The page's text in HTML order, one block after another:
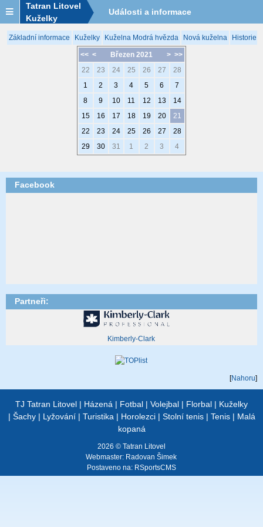
Tatran Litovel
Kuželky
Události a informace
Základní informace Kuželky Kuželna Modrá hvězda Nová kuželna Historie
<< < > >>
Březen 2021
22
23 24 25 26 27
28
1
2 3 4 5 6
7
8
9 10 11 12 13
14
15
16 17 18 19 20
21
22
23 24 25 26 27
28
29
30 31 1 2 3 4
Facebook
Partneři:
Kimberly-Clark
[Nahoru]
TJ Tatran Litovel | Házená | Fotbal | Volejbal | Florbal | Kuželky
| Šachy| Lyžování| Turistika | Horolezci| Stolní tenis| Tenis| Malá
kopaná
2026 © Tatran Litovel
Webmaster: Radovan Šimek
Postaveno na: RSportsCMS